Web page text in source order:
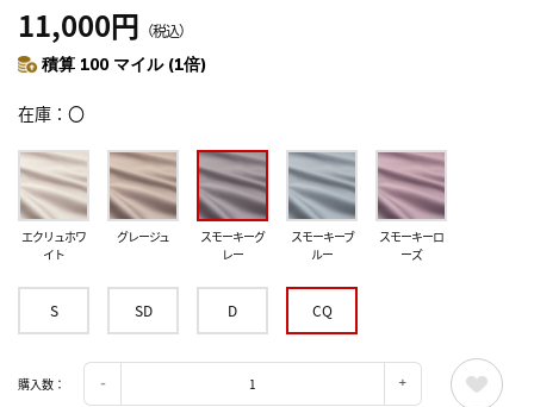
11,000円 （税込）
積算 100 マイル (1倍)
在庫 〇
エクリュホワ
イト
グレージュ
スモーキーグ
レー
スモーキーブ
ルー
スモーキーロ
ーズ
S SD D CQ
購入数：